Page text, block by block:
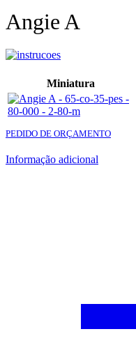
Angie A
Miniatura
PEDIDO DE ORÇAMENTO
Informação adicional